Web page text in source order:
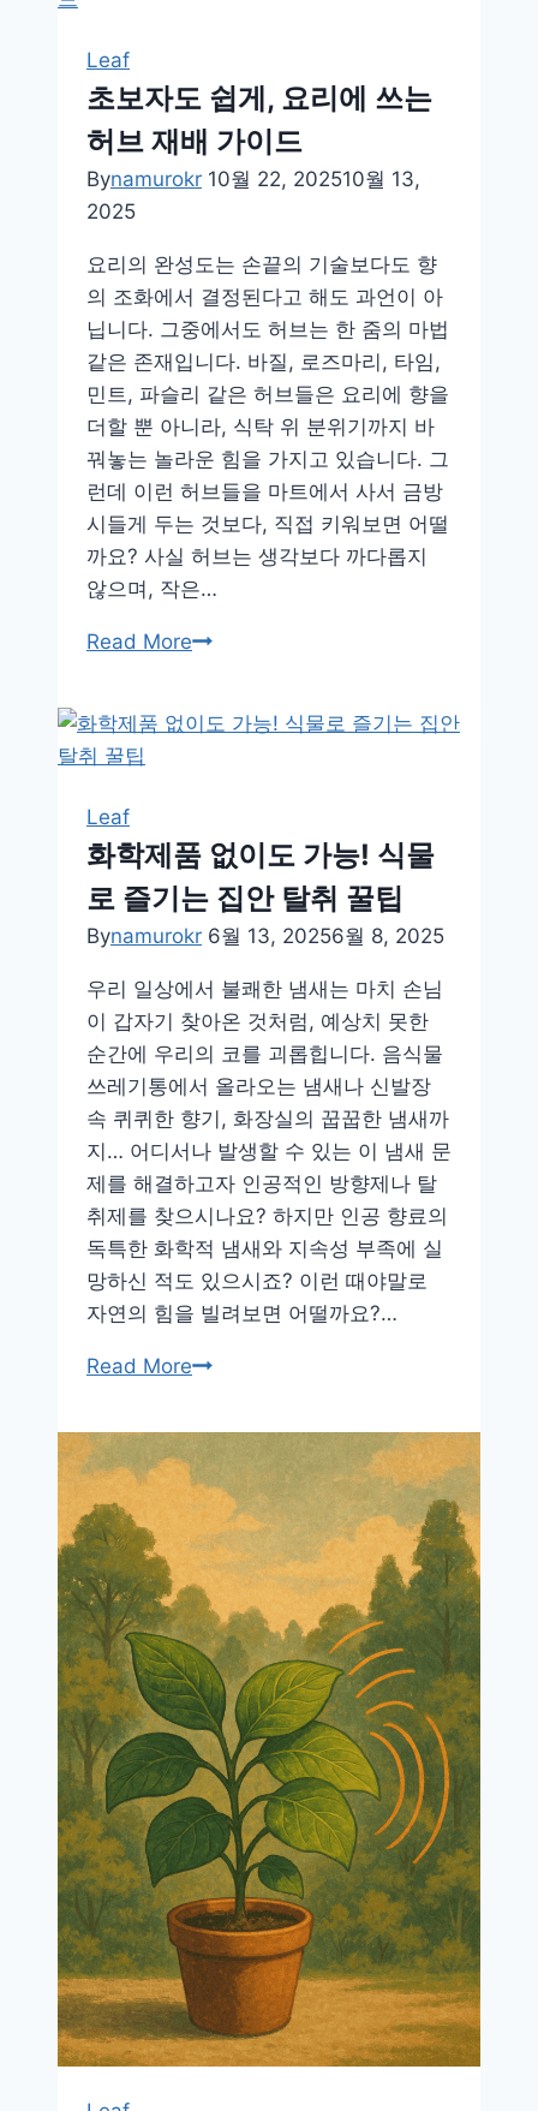
Leaf
초보자도 쉽게, 요리에 쓰는
허브 재배 가이드
Bynamurokr 10월 22, 202510월 13,
2025
요리의 완성도는 손끝의 기술보다도 향
의 조화에서 결정된다고 해도 과언이 아
닙니다. 그중에서도 허브는 한 줌의 마법
같은 존재입니다. 바질, 로즈마리, 타임,
민트, 파슬리 같은 허브들은 요리에 향을
더할 뿐 아니라, 식탁 위 분위기까지 바
꿔놓는 놀라운 힘을 가지고 있습니다. 그
런데 이런 허브들을 마트에서 사서 금방
시들게 두는 것보다, 직접 키워보면 어떨
까요? 사실 허브는 생각보다 까다롭지
않으며, 작은…
Read More초
도
리
에
쓰
허
브
재
배
가
이
드
Leaf
화학제품 없이도 가능! 식물
로 즐기는 집안 탈취 꿀팁
Bynamurokr 6월 13, 20256월 8, 2025
우리 일상에서 불쾌한 냄새는 마치 손님
이 갑자기 찾아온 것처럼, 예상치 못한
순간에 우리의 코를 괴롭힙니다. 음식물
쓰레기통에서 올라오는 냄새나 신발장
속 퀴퀴한 향기, 화장실의 꿉꿉한 냄새까
지… 어디서나 발생할 수 있는 이 냄새 문
제를 해결하고자 인공적인 방향제나 탈
취제를 찾으시나요? 하지만 인공 향료의
독특한 화학적 냄새와 지속성 부족에 실
망하신 적도 있으시죠? 이런 때야말로
자연의 힘을 빌려보면 어떨까요?…
Read More화
제
품
없
도
가
능!
식
물
로
즐
기
는
집
안
탈
취
꿀
팁